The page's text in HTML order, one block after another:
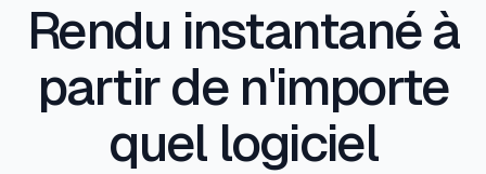
Rendu instantané à
partir de n'importe
quel logiciel